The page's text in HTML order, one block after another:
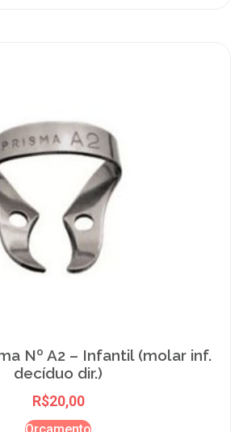
Nº A2 – Infantil (molar inf.
decíduo dir.)
R$20,00
Orçamento